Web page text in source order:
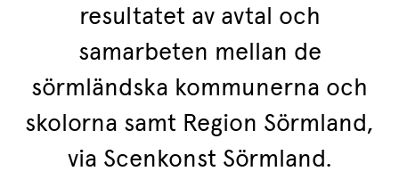
resultatet av avtal och
samarbeten mellan de
sörmländska kommunerna och
skolorna samt Region Sörmland,
via Scenkonst Sörmland.